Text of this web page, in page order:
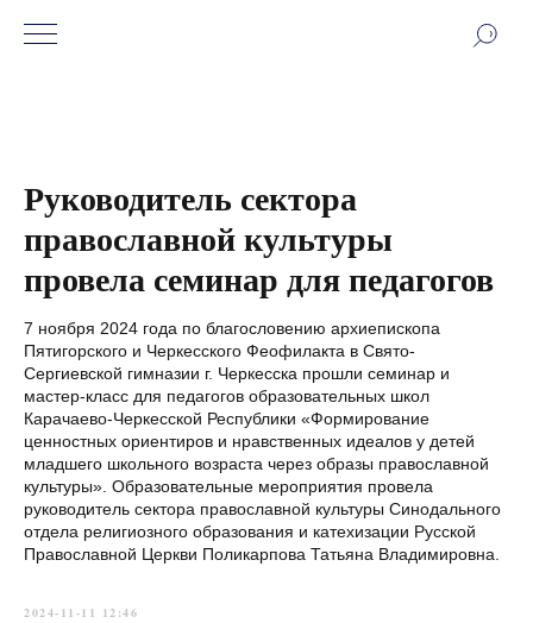
Руководитель сектора
православной культуры
провела семинар для педагогов
7 ноября 2024 года по благословению архиепископа
Пятигорского и Черкесского Феофилакта в Свято-
Сергиевской гимназии г. Черкесска прошли семинар и
мастер-класс для педагогов образовательных школ
Карачаево-Черкесской Республики «Формирование
ценностных ориентиров и нравственных идеалов у детей
младшего школьного возраста через образы православной
культуры». Образовательные мероприятия провела
руководитель сектора православной культуры Синодального
отдела религиозного образования и катехизации Русской
Православной Церкви Поликарпова Татьяна Владимировна.
2024-11-11 12:46